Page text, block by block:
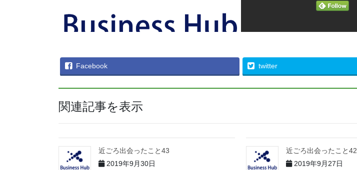
Facebook twitter
関連記事を表示
近ごろ出会ったこと43
2019年9月30日
近ごろ出会ったこと42
2019年9月27日